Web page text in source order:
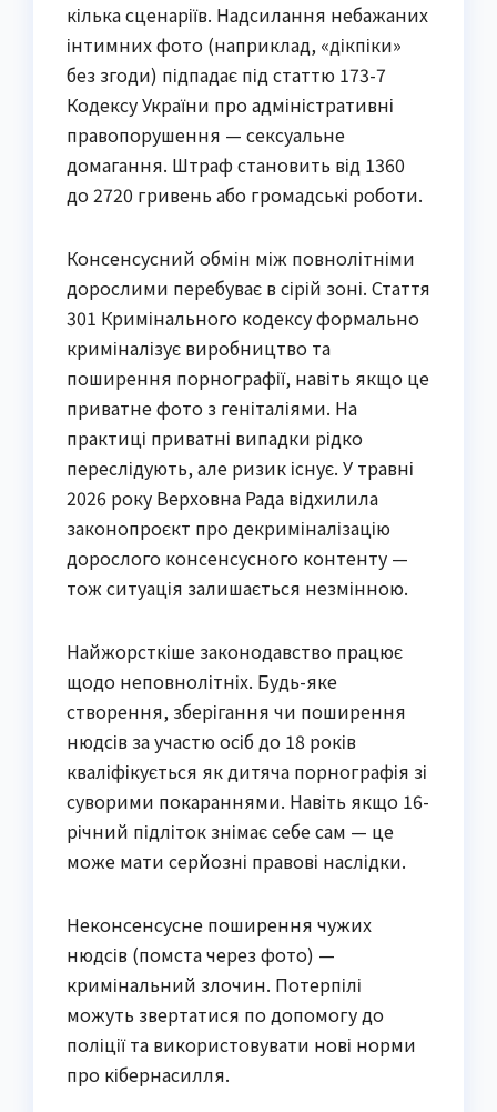
кілька сценаріїв. Надсилання небажаних
інтимних фото (наприклад, «дікпіки»
без згоди) підпадає під статтю 173-7
Кодексу України про адміністративні
правопорушення — сексуальне
домагання. Штраф становить від 1360
до 2720 гривень або громадські роботи.
Консенсусний обмін між повнолітніми
дорослими перебуває в сірій зоні. Стаття
301 Кримінального кодексу формально
криміналізує виробництво та
поширення порнографії, навіть якщо це
приватне фото з геніталіями. На
практиці приватні випадки рідко
переслідують, але ризик існує. У травні
2026 року Верховна Рада відхилила
законопроєкт про декриміналізацію
дорослого консенсусного контенту —
тож ситуація залишається незмінною.
Найжорсткіше законодавство працює
щодо неповнолітніх. Будь-яке
створення, зберігання чи поширення
нюдсів за участю осіб до 18 років
кваліфікується як дитяча порнографія зі
суворими покараннями. Навіть якщо 16-
річний підліток знімає себе сам — це
може мати серйозні правові наслідки.
Неконсенсусне поширення чужих
нюдсів (помста через фото) —
кримінальний злочин. Потерпілі
можуть звертатися по допомогу до
поліції та використовувати нові норми
про кібернасилля.